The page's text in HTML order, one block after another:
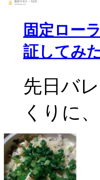
固定ロー
証してみ
先日バ
くりに